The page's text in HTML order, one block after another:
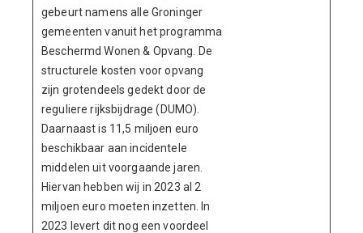
gebeurt namens alle Groninger
gemeenten vanuit het programma
Beschermd Wonen & Opvang. De
structurele kosten voor opvang
zijn grotendeels gedekt door de
reguliere rijksbijdrage (DUMO).
Daarnaast is 11,5 miljoen euro
beschikbaar aan incidentele
middelen uit voorgaande jaren.
Hiervan hebben wij in 2023 al 2
miljoen euro moeten inzetten. In
2023 levert dit nog een voordeel